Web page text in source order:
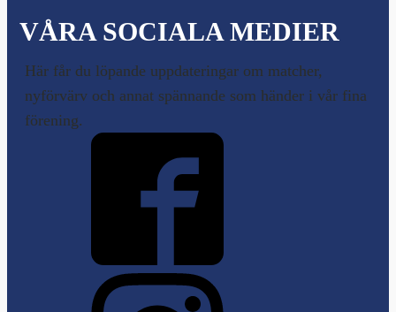
VÅRA SOCIALA MEDIER
Här får du löpande uppdateringar om matcher,
nyförvärv och annat spännande som händer i vår fina
förening.